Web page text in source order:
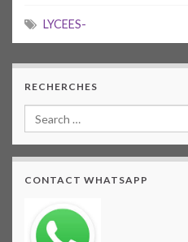
LYCEES-
RECHERCHES
CONTACT WHATSAPP